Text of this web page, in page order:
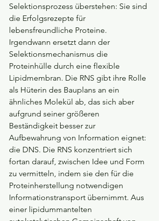
Selektionsprozess überstehen: Sie sind
die Erfolgsrezepte für
lebensfreundliche Proteine.
Irgendwann ersetzt dann der
Selektionsmechanismus die
Proteinhülle durch eine flexible
Lipidmembran. Die RNS gibt ihre Rolle
als Hüterin des Bauplans an ein
ähnliches Molekül ab, das sich aber
aufgrund seiner größeren
Beständigkeit besser zur
Aufbewahrung von Information eignet:
die DNS. Die RNS konzentriert sich
fortan darauf, zwischen Idee und Form
zu vermitteln, indem sie den für die
Proteinherstellung notwendigen
Informationstransport übernimmt. Aus
einer lipidummantelten